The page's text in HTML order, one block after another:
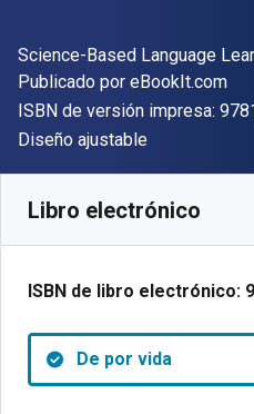
Autor(es)
Science-Based Language
Editorial
Publicado por eBookIt.com
ISBN de versión impresa:
Formato
Diseño ajustable
Libro electrónico
ISBN de libro electrónico:
De por vida